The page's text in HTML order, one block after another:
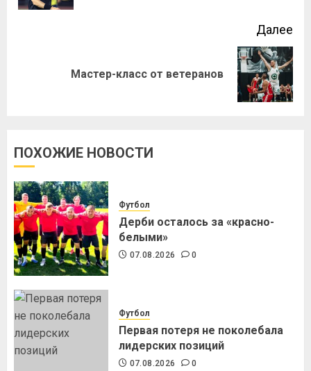
Далее
Мастер-класс от ветеранов
ПОХОЖИЕ НОВОСТИ
Футбол
Дерби осталось за «красно-
белыми»
07.08.2026 0
Футбол
Первая потеря не поколебала
лидерских позиций
07.08.2026 0